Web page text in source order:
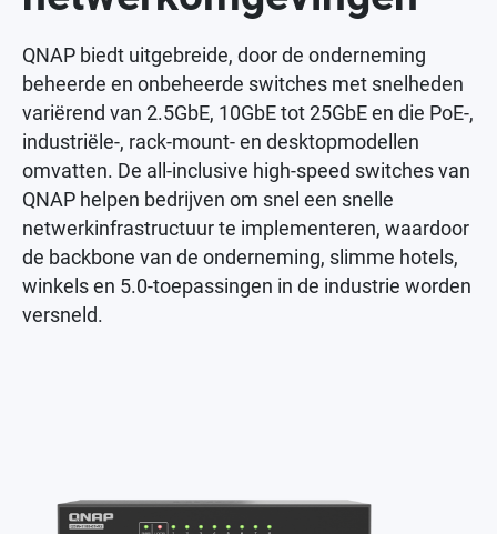
QNAP biedt uitgebreide, door de onderneming
beheerde en onbeheerde switches met snelheden
variërend van 2.5GbE, 10GbE tot 25GbE en die PoE-,
industriële-, rack-mount- en desktopmodellen
omvatten. De all-inclusive high-speed switches van
QNAP helpen bedrijven om snel een snelle
netwerkinfrastructuur te implementeren, waardoor
de backbone van de onderneming, slimme hotels,
winkels en 5.0-toepassingen in de industrie worden
versneld.